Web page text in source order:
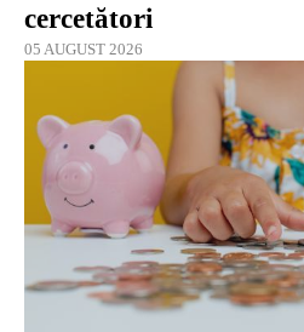
cercetători
05 AUGUST 2026